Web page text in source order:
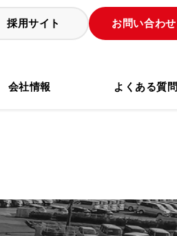
採用サイト お問い合わせ
会社情報 よくある質問